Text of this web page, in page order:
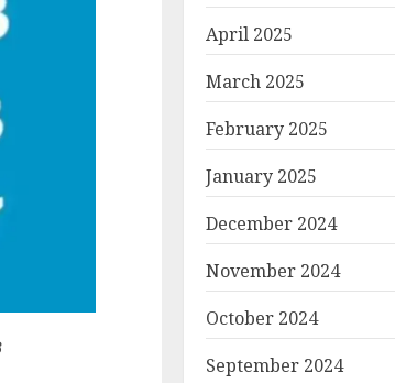
April 2025
March 2025
February 2025
January 2025
December 2024
November 2024
October 2024
September 2024